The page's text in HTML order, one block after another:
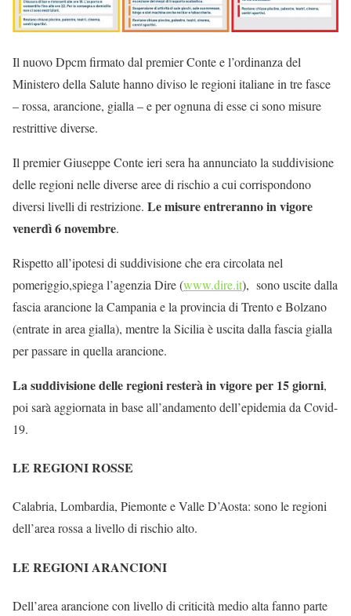
Il nuovo Dpcm firmato dal premier Conte e l’ordinanza del
Ministero della Salute hanno diviso le regioni italiane in tre fasce
– rossa, arancione, gialla – e per ognuna di esse ci sono misure
restrittive diverse.
Il premier Giuseppe Conte ieri sera ha annunciato la suddivisione
delle regioni nelle diverse aree di rischio a cui corrispondono
diversi livelli di restrizione. Le misure entreranno in vigore
venerdì 6 novembre.
Rispetto all’ipotesi di suddivisione che era circolata nel
pomeriggio,spiega l’agenzia Dire (www.dire.it), sono uscite dalla
fascia arancione la Campania e la provincia di Trento e Bolzano
(entrate in area gialla), mentre la Sicilia è uscita dalla fascia gialla
per passare in quella arancione.
La suddivisione delle regioni resterà in vigore per 15 giorni,
poi sarà aggiornata in base all’andamento dell’epidemia da Covid-
19.
LE REGIONI ROSSE
Calabria, Lombardia, Piemonte e Valle D’Aosta: sono le regioni
dell’area rossa a livello di rischio alto.
LE REGIONI ARANCIONI
Dell’area arancione con livello di criticità medio alta fanno parte